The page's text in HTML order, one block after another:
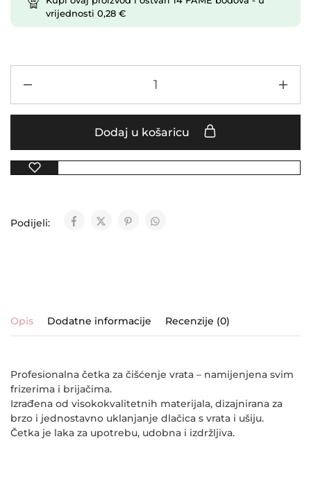
vrijednosti 0,28 €
Dodaj u košaricu
Podijeli:
Opis Dodatne informacije Recenzije (0)
Profesionalna četka za čišćenje vrata – namijenjena svim
frizerima i brijačima.
Izrađena od visokokvalitetnih materijala, dizajnirana za
brzo i jednostavno uklanjanje dlačica s vrata i ušiju.
Četka je laka za upotrebu, udobna i izdržljiva.